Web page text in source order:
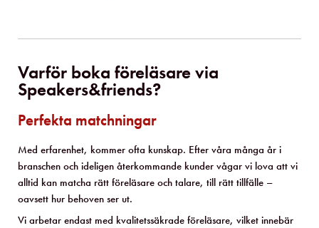
Varför boka föreläsare via
Speakers&friends?
Perfekta matchningar
Med erfarenhet, kommer ofta kunskap. Efter våra många år i
branschen och ideligen återkommande kunder vågar vi lova att vi
alltid kan matcha rätt föreläsare och talare, till rätt tillfälle –
oavsett hur behoven ser ut.
Vi arbetar endast med kvalitetssäkrade föreläsare, vilket innebär